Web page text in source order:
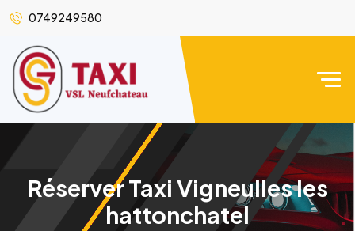
0749249580
Réserver Taxi Vigneulles les
hattonchatel